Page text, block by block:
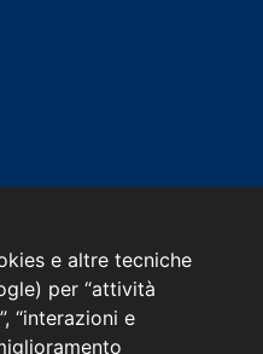
e altre tecniche
per “attività
“interazioni e